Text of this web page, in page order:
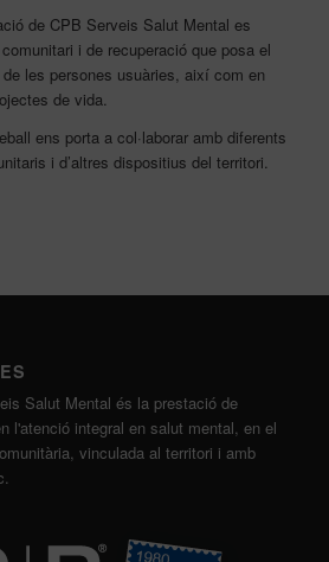
de CPB Serveis Salut Mental es
i de recuperació que posa el
les persones usuàries, així com en
de vida.
ens porta a col·laborar amb diferents
i d’altres dispositius del territori.
Salut Mental és la prestació de
l'atenció integral en salut mental, en el
vinculada al territori i amb